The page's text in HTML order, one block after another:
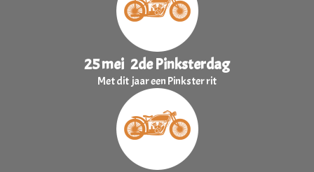
25 mei 2de Pinksterdag
Met dit jaar een Pinkster rit